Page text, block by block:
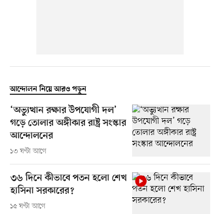
আন্দোলন নিয়ে আরও পড়ুন
‘অভ্যুত্থান রক্ষার উপযোগী দল’
গড়ে তোলার অঙ্গীকার রাষ্ট্র সংস্কার
আন্দোলনের
১৩ ঘণ্টা আগে
৩৬ দিনে কীভাবে পতন হলো শেখ
হাসিনা সরকারের?
১৫ ঘণ্টা আগে